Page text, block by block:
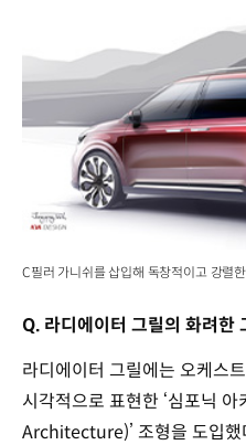
C필러 가니쉬를 삽입해 독창적이고 강렬
Q. 라디에이터 그릴의 화려한
라디에이터 그릴에는 오케스
시각적으로 표현한 ‘심포닉
Architecture)’ 조형을 도입했